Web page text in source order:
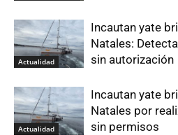
Actualidad
Incautan yate
Natales:
sin autorización
Actualidad
Incautan yate
Natales por
sin permisos